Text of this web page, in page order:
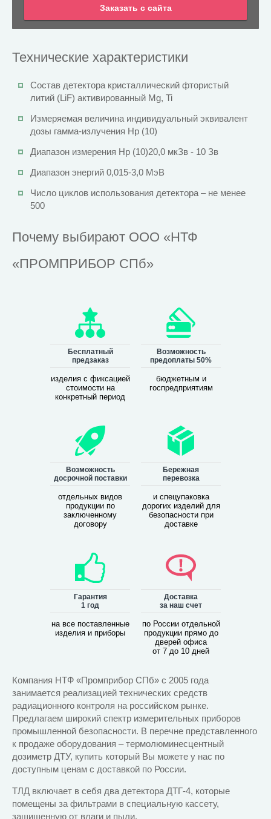
Заказать с сайта
Технические характеристики
Состав детектора кристаллический фтористый
литий (LiF) активированный Mg, Ti
Измеряемая величина индивидуальный эквивалент
дозы гамма-излучения Hp (10)
Диапазон измерения Hp (10)20,0 мкЗв - 10 Зв
Диапазон энергий 0,015-3,0 МэВ
Число циклов использования детектора – не менее
500
Почему выбирают ООО «НТФ
«ПРОМПРИБОР СПб»
Бесплатный
предзаказ
изделия с фиксацией
стоимости на
конкретный период
Возможность
предоплаты 50%
бюджетным и
госпредприятиям
Возможность
досрочной поставки
отдельных видов
продукции по
заключенному
договору
Бережная
перевозка
и спецупаковка
дорогих изделий для
безопасности при
доставке
Гарантия
1 год
на все поставленные
изделия и приборы
Доставка
за наш счет
по России отдельной
продукции прямо до
дверей офиса
от 7 до 10 дней
Компания НТФ «Промприбор СПб» с 2005 года
занимается реализацией технических средств
радиационного контроля на российском рынке.
Предлагаем широкий спектр измерительных приборов
промышленной безопасности. В перечне представленного
к продаже оборудования – термолюминесцентный
дозиметр ДТУ, купить который Вы можете у нас по
доступным ценам с доставкой по России.
ТЛД включает в себя два детектора ДТГ-4, которые
помещены за фильтрами в специальную кассету,
защищенную от влаги и пыли.